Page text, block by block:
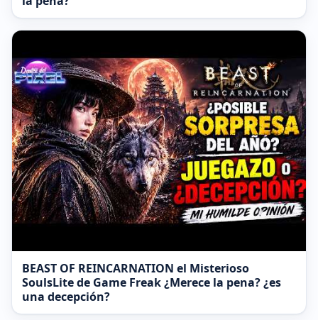
BEAST OF REINCARNATION el Misterioso
SoulsLite de Game Freak ¿Merece la pena? ¿es
una decepción?